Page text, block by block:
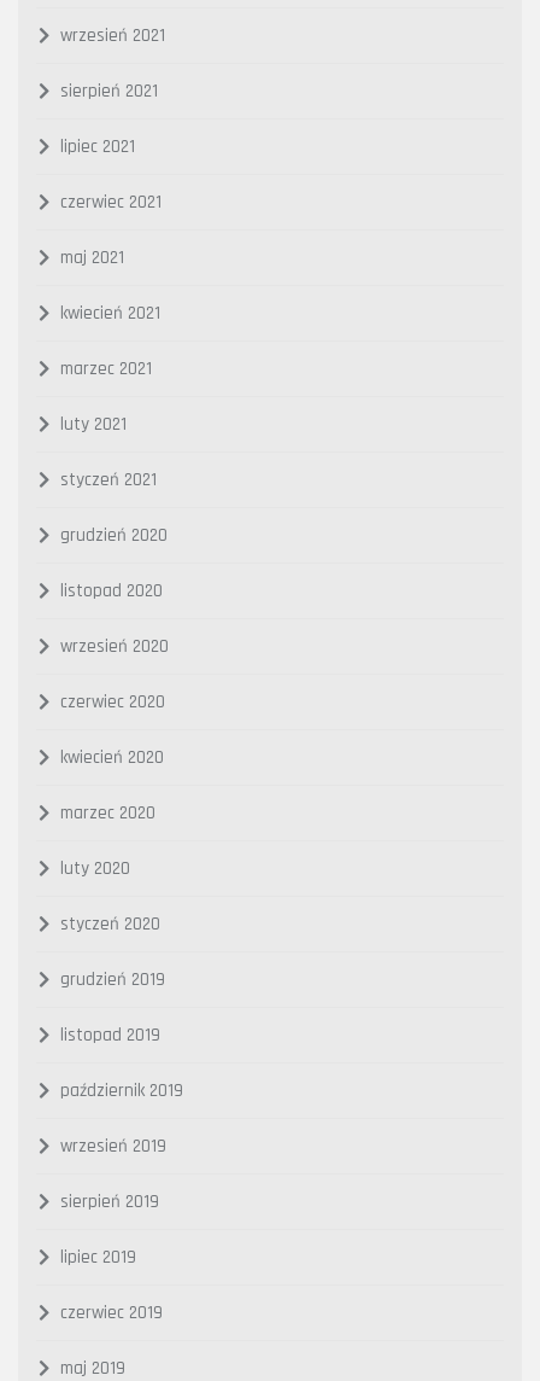
wrzesień 2021
sierpień 2021
lipiec 2021
czerwiec 2021
maj 2021
kwiecień 2021
marzec 2021
luty 2021
styczeń 2021
grudzień 2020
listopad 2020
wrzesień 2020
czerwiec 2020
kwiecień 2020
marzec 2020
luty 2020
styczeń 2020
grudzień 2019
listopad 2019
październik 2019
wrzesień 2019
sierpień 2019
lipiec 2019
czerwiec 2019
maj 2019